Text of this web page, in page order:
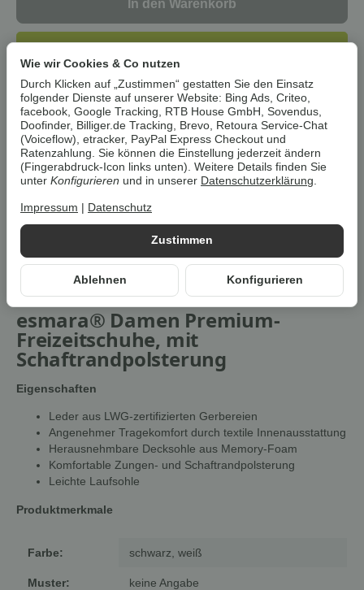
In den Warenkorb
gewünschte Variation aus.
Artikelnummer: 37691
HAN:100392595
Kategorie:Damenschuhe
Beschreibung
, vermeiden wir aufwendige
Umverpackungen. Wenn immer es möglich ist, versenden wir Ihre
Bestellung imOriginalkarton des Herstellers.
esmara® Damen Premium-
Freizeitschuhe, mit
Schaftrandpolsterung
Eigenschaften
Leder aus LWG-zertifizierten Gerbereien
Angenehmer Tragekomfort durch textile Innenausstattung
Herausnehmbare Decksohle aus Memory-Foam
Komfortable Zungen- und Schaftrandpolsterung
Leichte Laufsohle
Produktmerkmale
Farbe: schwarz, weiß
Muster: keine Angabe
Zustimmen
Ablehnen Konfigurieren
Wie wir Cookies & Co nutzen
Durch Klicken auf „Zustimmen“ gestatten Sie den Einsatz
folgender Dienste auf unserer Website: Bing Ads, Criteo,
facebook, Google Tracking, RTB House GmbH, Sovendus,
Doofinder, Billiger.de Tracking, Brevo, Retoura Service-Chat
(Voiceflow), etracker, PayPal Express Checkout und
Ratenzahlung. Sie können die Einstellung jederzeit ändern
(Fingerabdruck-Icon links unten). Weitere Details finden Sie
unter Konfigurieren und in unserer Datenschutzerklärung.
Impressum Datenschutz